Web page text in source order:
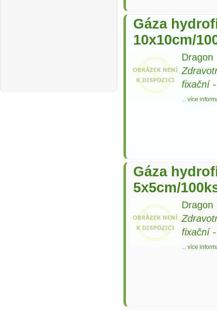
Gáza
10x10cm/
Dragon
fixační
... více
Gáza
5x5cm/
Dragon
fixační
... více